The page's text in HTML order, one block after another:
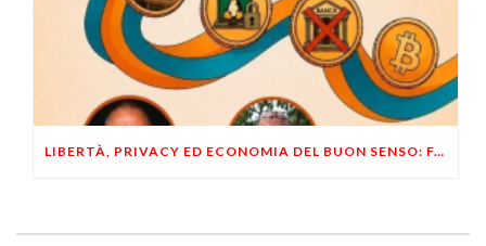
LIBERTÀ, PRIVACY ED ECONOMIA DEL BUON SENSO: FACCO E MUSUMECI A CASALECCHIO DI RENO (BO)